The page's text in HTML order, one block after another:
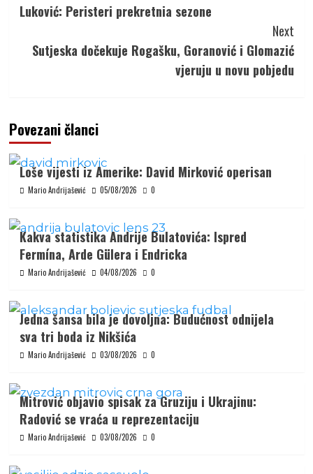
Luković: Peristeri prekretnia sezone
Next
Sutjeska dočekuje Rogašku, Goranović i Glomazić
vjeruju u novu pobjedu
Povezani članci
Loše vijesti iz Amerike: David Mirković operisan
Mario Andrijašević 05/08/2026 0
Kakva statistika Andrije Bulatovića: Ispred
Fermína, Arde Gülera i Endricka
Mario Andrijašević 04/08/2026 0
Jedna šansa bila je dovoljna: Budućnost odnijela
sva tri boda iz Nikšića
Mario Andrijašević 03/08/2026 0
Mitrović objavio spisak za Gruziju i Ukrajinu:
Radović se vraća u reprezentaciju
Mario Andrijašević 03/08/2026 0